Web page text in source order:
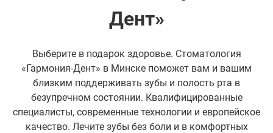
Дент»
Выберите в подарок здоровье. Стоматология
«Гармония-Дент» в Минске поможет вам и вашим
близким поддерживать зубы и полость рта в
безупречном состоянии. Квалифицированные
специалисты, современные технологии и европейское
качество. Лечите зубы без боли и в комфортных